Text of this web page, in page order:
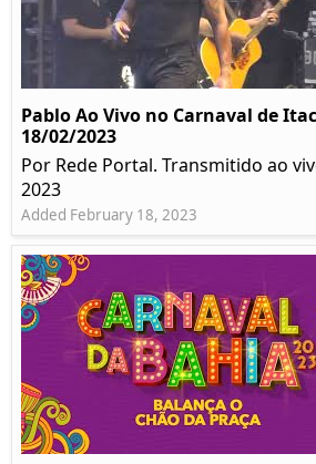
Pablo Ao Vivo no Carnaval de
18/02/2023
Por Rede Portal. Transmitido ao
2023
Added February 18, 2023